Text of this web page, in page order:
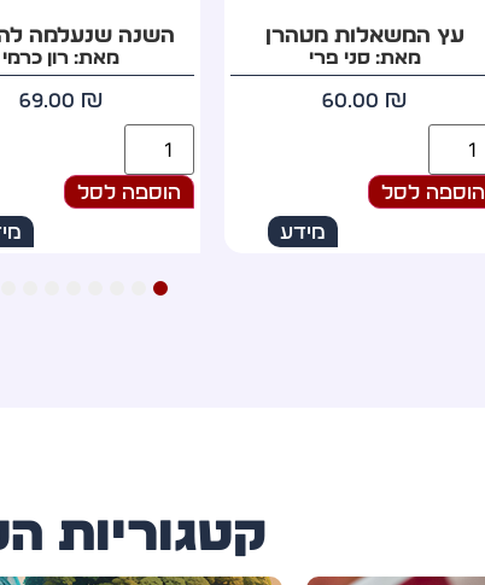
השנה שנעלמה לה עונה
מאת: רון כרמי
69.00 ₪
מידע
הוספה לסל
ספר הציפורים
מאת: נגה
79.00 ₪
הוספה לסל
קטגוריות